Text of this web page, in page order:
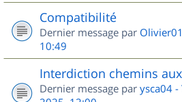
Compatibilité
Dernier message par
10:49
Interdiction chemins aux
Dernier message par ysca04 -